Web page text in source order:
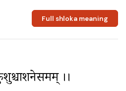
Full shloka meaning
।।